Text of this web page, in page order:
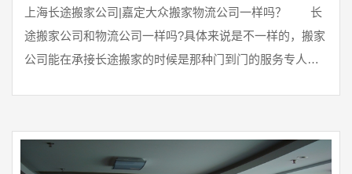
上海长途搬家公司|嘉定大众搬家物流公司一样吗？ 长
途搬家公司和物流公司一样吗?具体来说是不一样的，搬家
公司能在承接长途搬家的时候是那种门到门的服务专人专